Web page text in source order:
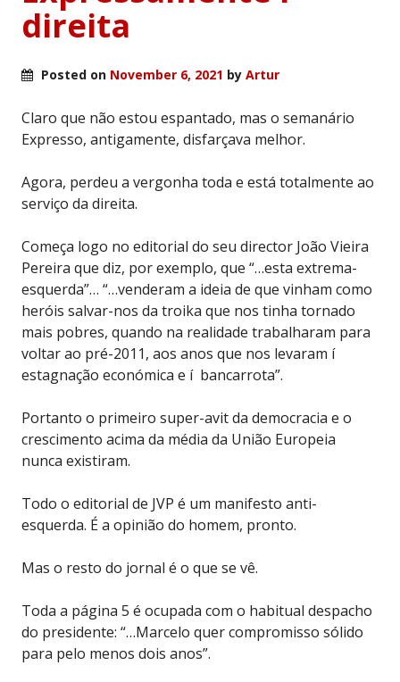
direita
Posted on November 6, 2021 by Artur
Claro que não estou espantado, mas o semanário
Expresso, antigamente, disfarçava melhor.
Agora, perdeu a vergonha toda e está totalmente ao
serviço da direita.
Começa logo no editorial do seu director João Vieira
Pereira que diz, por exemplo, que “…esta extrema-
esquerda”… “…venderam a ideia de que vinham como
heróis salvar-nos da troika que nos tinha tornado
mais pobres, quando na realidade trabalharam para
voltar ao pré-2011, aos anos que nos levaram í
estagnação económica e í bancarrota”.
Portanto o primeiro super-avit da democracia e o
crescimento acima da média da União Europeia
nunca existiram.
Todo o editorial de JVP é um manifesto anti-
esquerda. É a opinião do homem, pronto.
Mas o resto do jornal é o que se vê.
Toda a página 5 é ocupada com o habitual despacho
do presidente: “…Marcelo quer compromisso sólido
para pelo menos dois anos”.